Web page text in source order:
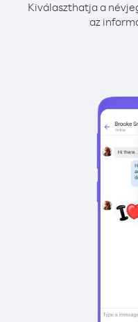
Kiválaszthatja a
az